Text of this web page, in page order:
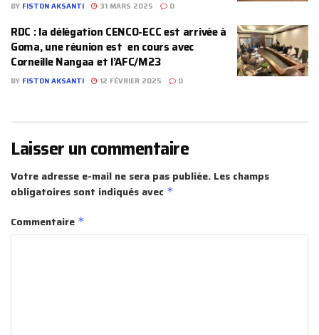
BY FISTON AKSANTI 31 MARS 2025 0
RDC : la délégation CENCO-ECC est arrivée à
Goma, une réunion est en cours avec
Corneille Nangaa et l’AFC/M23
BY FISTON AKSANTI 12 FÉVRIER 2025 0
Laisser un commentaire
Votre adresse e-mail ne sera pas publiée. Les champs
obligatoires sont indiqués avec *
Commentaire *